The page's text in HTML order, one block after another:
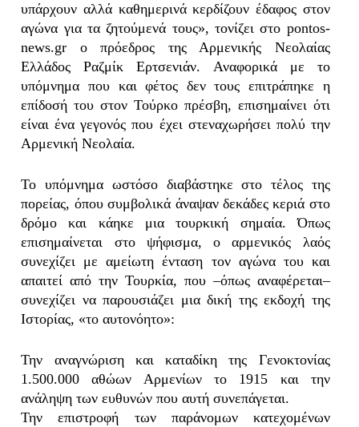
υπάρχουν αλλά καθημερινά κερδίζουν έδαφος στον
αγώνα για τα ζητούμενά τους», τονίζει στο pontos-
news.gr ο πρόεδρος της Αρμενικής Νεολαίας
Ελλάδος Ραζμίκ Ερτσενιάν. Αναφορικά με το
υπόμνημα που και φέτος δεν τους επιτράπηκε η
επίδοσή του στον Τούρκο πρέσβη, επισημαίνει ότι
είναι ένα γεγονός που έχει στεναχωρήσει πολύ την
Αρμενική Νεολαία.
Το υπόμνημα ωστόσο διαβάστηκε στο τέλος της
πορείας, όπου συμβολικά άναψαν δεκάδες κεριά στο
δρόμο και κάηκε μια τουρκική σημαία. Όπως
επισημαίνεται στο ψήφισμα, ο αρμενικός λαός
συνεχίζει με αμείωτη ένταση τον αγώνα του και
απαιτεί από την Τουρκία, που –όπως αναφέρεται–
συνεχίζει να παρουσιάζει μια δική της εκδοχή της
Ιστορίας, «το αυτονόητο»:
Την αναγνώριση και καταδίκη της Γενοκτονίας
1.500.000 αθώων Αρμενίων το 1915 και την
ανάληψη των ευθυνών που αυτή συνεπάγεται.
Την επιστροφή των παράνομων κατεχομένων